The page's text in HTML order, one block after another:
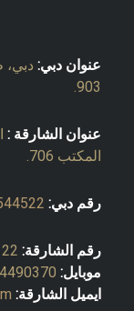
عنوان دبي: دبي،
903.
عنوان الشارقة :
المكتب 706.
رقم دبي:
رقم الشارقة:
موبايل:
ايميل الشارقة: